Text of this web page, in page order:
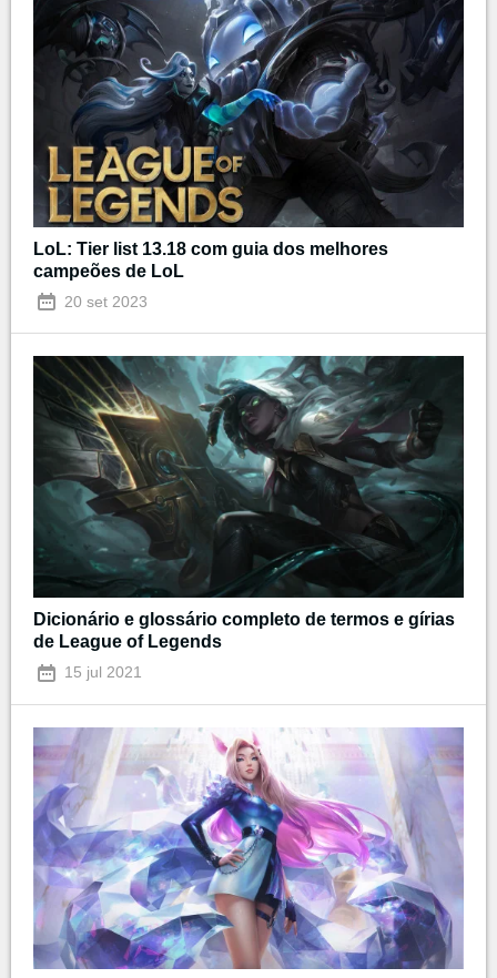
LoL: Tier list 13.18 com guia dos melhores
campeões de LoL
20 set 2023
Dicionário e glossário completo de termos e gírias
de League of Legends
15 jul 2021